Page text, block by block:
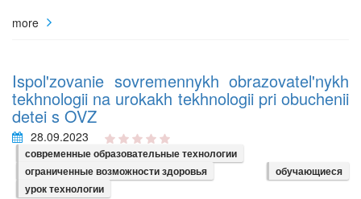
more
Ispol'zovanie sovremennykh obrazovatel'nykh
tekhnologii na urokakh tekhnologii pri obuchenii
detei s OVZ
28.09.2023
современные образовательные технологии
ограниченные возможности здоровья
обучающиеся
урок технологии